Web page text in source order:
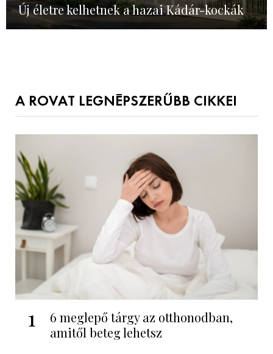
Új életre kelhetnek a hazai Kádár-kockák
A ROVAT LEGNÉPSZERŰBB CIKKEI
1
6 meglepő tárgy az otthonodban,
amitől beteg lehetsz